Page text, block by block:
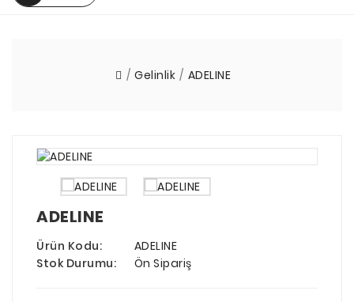
Gelinlik ADELINE
ADELINE
Ürün Kodu:
ADELINE
Stok Durumu:
Ön Sipariş